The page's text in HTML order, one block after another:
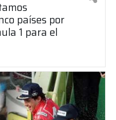
países por
1 para el